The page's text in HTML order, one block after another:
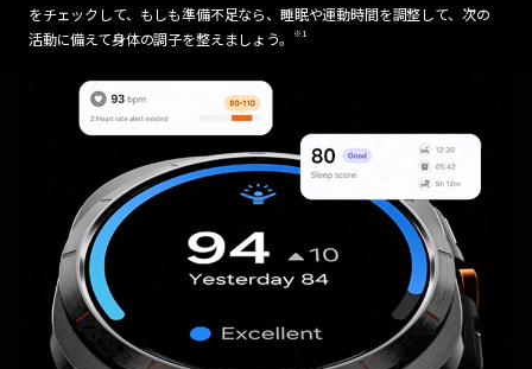
をチェックして、もしも準備不足なら、睡眠や運動時間を調整して、次の
活動に備えて身体の調子を整えましょう。
※1